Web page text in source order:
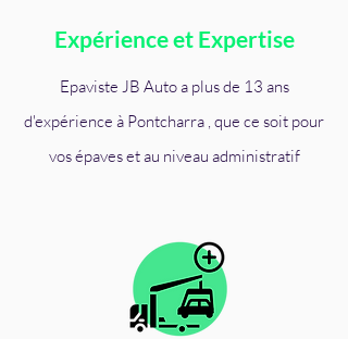
Expérience et Expertise
Epaviste JB Auto a plus de 13 ans
d'expérience à Pontcharra , que ce soit pour
vos épaves et au niveau administratif